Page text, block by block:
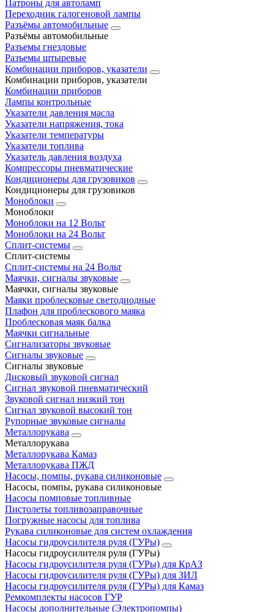
Патроны для автоламп
Переходник галогеновой лампы
Разъёмы автомобильные
Разъёмы автомобильные
Разъемы гнездовые
Разъемы штыревые
Комбинации приборов, указатели
Комбинации приборов, указатели
Комбинации приборов
Лампы контрольные
Указатели давления масла
Указатели напряжения, тока
Указатели температуры
Указатели топлива
Указатель давления воздуха
Компрессоры пневматические
Кондиционеры для грузовиков
Кондиционеры для грузовиков
Моноблоки
Моноблоки
Моноблоки на 12 Вольт
Моноблоки на 24 Вольт
Сплит-системы
Сплит-системы
Сплит‑системы на 24 Вольт
Маячки, сигналы звуковые
Маячки, сигналы звуковые
Маяки проблесковые светодиодные
Плафон для проблескового маяка
Проблесковая маяк балка
Маячки сигнальные
Сигнализаторы звуковые
Сигналы звуковые
Сигналы звуковые
Дисковый звуковой сигнал
Сигнал звуковой пневматический
Звуковой сигнал низкий тон
Сигнал звуковой высокий тон
Рупорные звуковые сигналы
Металлорукава
Металлорукава
Металлорукава Камаз
Металлорукава ПЖД
Насосы, помпы, рукава силиконовые
Насосы, помпы, рукава силиконовые
Насосы помповые топливные
Пистолеты топливозаправочные
Погружные насосы для топлива
Рукава силиконовые для систем охлаждения
Насосы гидроусилителя руля (ГУРы)
Насосы гидроусилителя руля (ГУРы)
Насосы гидроусилителя руля (ГУРы) для КрАЗ
Насосы гидроусилителя руля (ГУРы) для ЗИЛ
Насосы гидроусилителя руля (ГУРы) для Камаз
Ремкомплекты насосов ГУР
Насосы дополнительные (Электропомпы)